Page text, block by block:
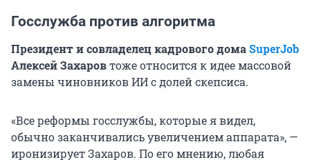
Госслужба против алгоритма
Президент и совладелец кадрового домаSuperJob
Алексей Захаровтоже относится к идее массовой
замены чиновников ИИ с долей скепсиса.
«Все реформы госслужбы, которые я видел,
обычно заканчивались увеличением аппарата», —
иронизирует Захаров. По его мнению, любая